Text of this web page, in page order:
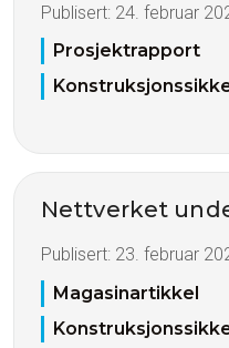
Publisert: 24. februar
Prosjektrapport
Nettverket
Publisert: 23. februar
Magasinartikkel